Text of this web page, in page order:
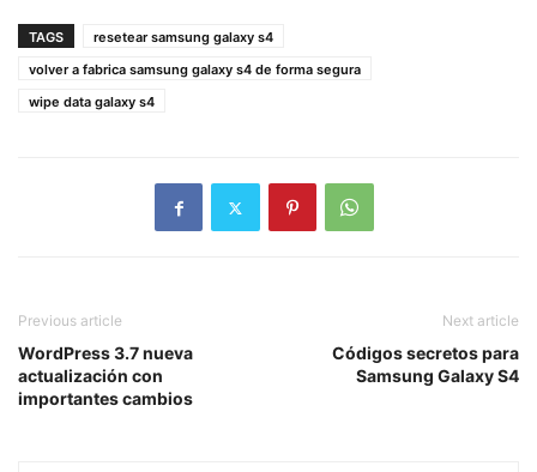
TAGS
resetear samsung galaxy s4
volver a fabrica samsung galaxy s4 de forma segura
wipe data galaxy s4
Previous article
WordPress 3.7 nueva
actualización con
importantes cambios
Next article
Códigos secretos para
Samsung Galaxy S4